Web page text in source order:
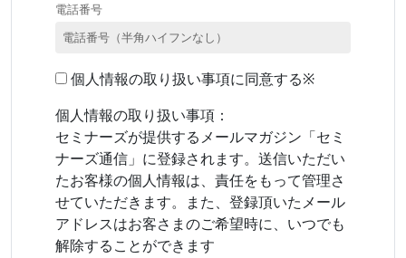
電話番号
個人情報の取り扱い事項に同意する※
個人情報の取り扱い事項：
セミナーズが提供するメールマガジン「セミ
ナーズ通信」に登録されます。送信いただい
たお客様の個人情報は、責任をもって管理さ
せていただきます。また、登録頂いたメール
アドレスはお客さまのご希望時に、いつでも
解除することができます